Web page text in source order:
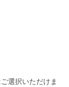
選択いただけま